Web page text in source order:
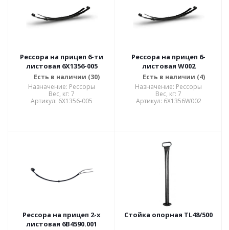
Рессора на прицеп 6-ти
листовая 6X1356-005
Есть в наличии (30)
Назначение: Рессоры
Вес, кг: 7
Артикул: 6X1356-005
Рессора на прицеп 6-
листовая W002
Есть в наличии (4)
Назначение: Рессоры
Вес, кг: 7
Артикул: 6X1356W002
Рессора на прицеп 2-х
листовая 6B4590.001
Стойка опорная TL48/500